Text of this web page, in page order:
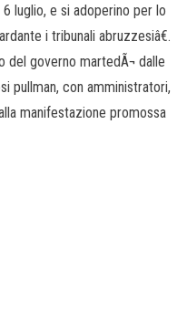
luglio, e si adoperino per lo
i tribunali abruzzesiâ€.
del governo martedÃ¬ dalle
pullman, con amministratori,
manifestazione promossa